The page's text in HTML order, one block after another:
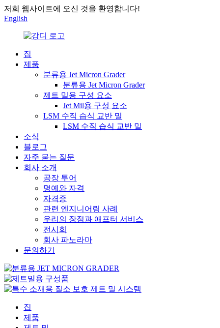
저희 웹사이트에 오신 것을 환영합니다!
English
집
제품
분류용 Jet Micron Grader
분류용 Jet Micron Grader
제트 밀용 구성 요소
Jet Mil용 구성 요소
LSM 수직 습식 교반 밀
LSM 수직 습식 교반 밀
소식
블로그
자주 묻는 질문
회사 소개
공장 투어
명예와 자격
자격증
관련 엔지니어링 사례
우리의 장점과 애프터 서비스
전시회
회사 파노라마
문의하기
집
제품